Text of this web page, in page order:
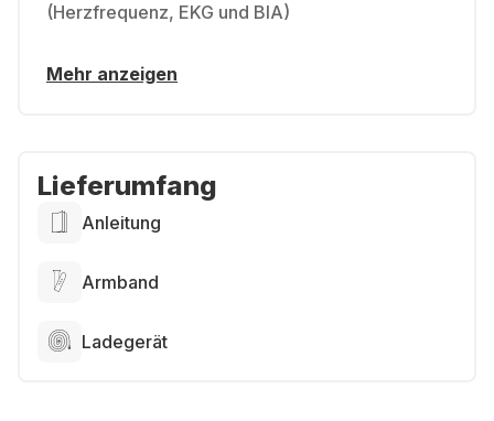
(Herzfrequenz, EKG und BIA)
Mehr anzeigen
Lieferumfang
Anleitung
Armband
Ladegerät